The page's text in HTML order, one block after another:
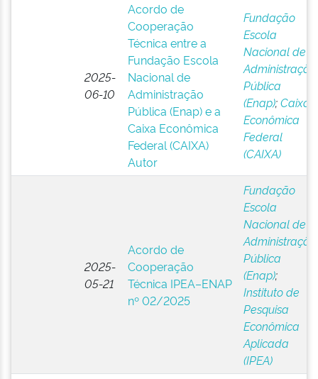
2025-
06-10
Acordo de
Cooperação
Técnica entre a
Fundação Escola
Nacional de
Administração
Pública (Enap) e a
Caixa Econômica
Federal (CAIXA)
Autor
Fundação
Escola
Nacional de
Administração
Pública
(Enap);Caixa
Econômica
Federal
(CAIXA)
2025-
05-21
Acordo de
Cooperação
Técnica IPEA–ENAP
nº 02/2025
Fundação
Escola
Nacional de
Administração
Pública
(Enap);
Instituto de
Pesquisa
Econômica
Aplicada
(IPEA)